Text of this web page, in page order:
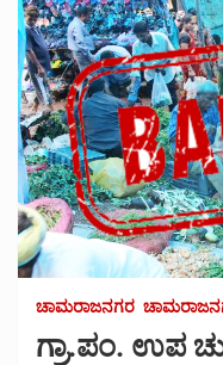
ಚಾಮರಾಜನಗರ
ಗ್ರಾ.ಪಂ. ಉಪ